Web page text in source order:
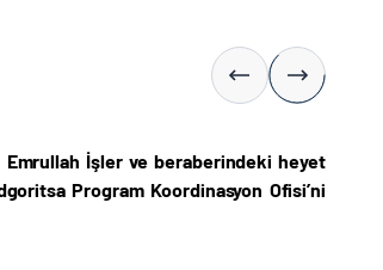
Emrullah İşler ve beraberindeki heyet
Program Koordinasyon Ofisi’ni